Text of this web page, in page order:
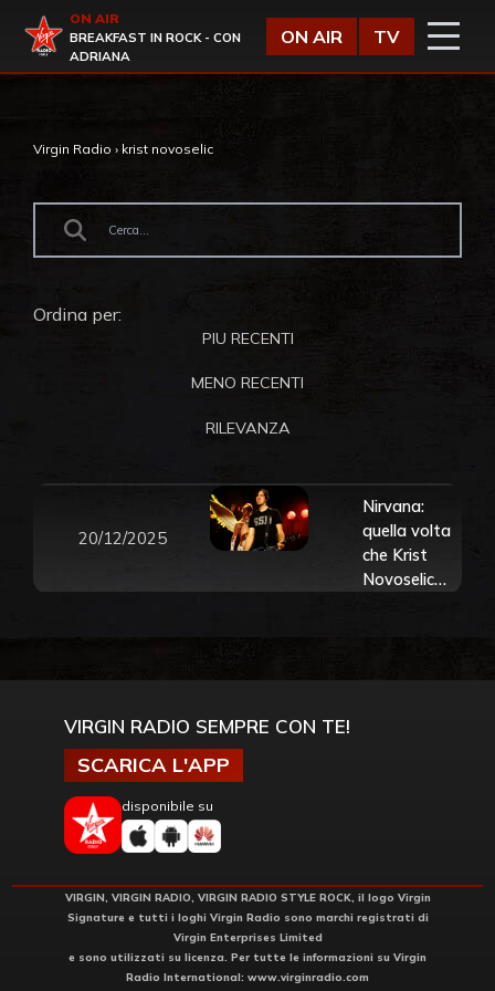
Virgin Radio
ON AIR
BREAKFAST IN ROCK - CON
ADRIANA
ON AIR TV
Virgin Radio › krist novoselic
Ordina per:
PIU RECENTI
MENO RECENTI
RILEVANZA
20/12/2025
Nirvana:
quella volta
che Krist
Novoselic
spaccò la
VIRGIN RADIO SEMPRE CON TE!
SCARICA L'APP
disponibile su
VIRGIN, VIRGIN RADIO, VIRGIN RADIO STYLE ROCK, il logo Virgin
Signature e tutti i loghi Virgin Radio sono marchi registrati di
Virgin Enterprises Limited
e sono utilizzati su licenza. Per tutte le informazioni su Virgin
Radio International: www.virginradio.com